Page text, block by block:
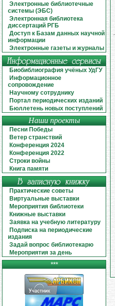
Электронные библиотечные
системы (ЭБС)
Электронная библиотека
диссертаций РГБ
Доступ к Базам данных научной
информации
Электронные газеты и журналы
Биобиблиография учёных УдГУ
Информационное
сопровождение
Научному сотруднику
Портал периодических изданий
Бюллетень новых поступлений
Наши проекты
Песни Победы
Ветер странствий
Конференция 2024
Конференция 2022
Строки войны
Книга памяти
Практические советы
Виртуальные выставки
Мероприятия библиотеки
Книжные выставки
Заявка на учебную литературу
Подписка на периодические
издания
Задай вопрос библиотекарю
Мероприятия за день
***